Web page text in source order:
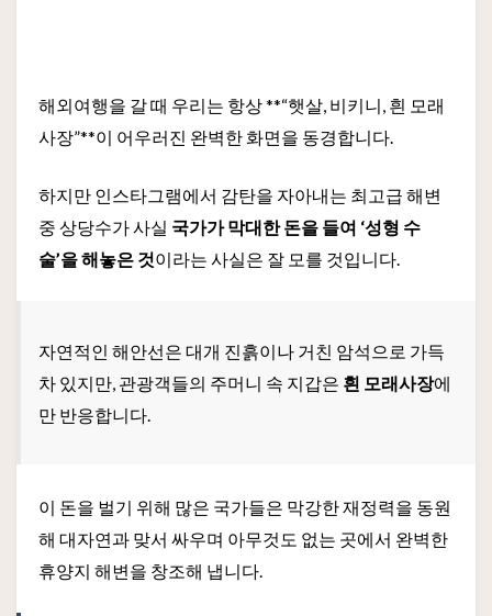
해외여행을 갈 때 우리는 항상 **“햇살, 비키니, 흰 모래
사장”**이 어우러진 완벽한 화면을 동경합니다.
하지만 인스타그램에서 감탄을 자아내는 최고급 해변
중 상당수가 사실 국가가 막대한 돈을 들여 ‘성형 수
술’을 해놓은 것이라는 사실은 잘 모를 것입니다.
자연적인 해안선은 대개 진흙이나 거친 암석으로 가득
차 있지만, 관광객들의 주머니 속 지갑은 흰 모래사장에
만 반응합니다.
이 돈을 벌기 위해 많은 국가들은 막강한 재정력을 동원
해 대자연과 맞서 싸우며 아무것도 없는 곳에서 완벽한
휴양지 해변을 창조해 냅니다.